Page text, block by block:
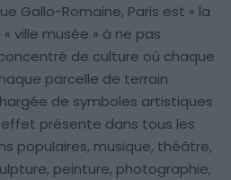
Gallo-Romaine, Paris est « la
ville musée » à ne pas
de culture où chaque
parcelle de terrain
de symboles artistiques
présente dans tous les
populaires, musique, théâtre,
peinture, photographie,